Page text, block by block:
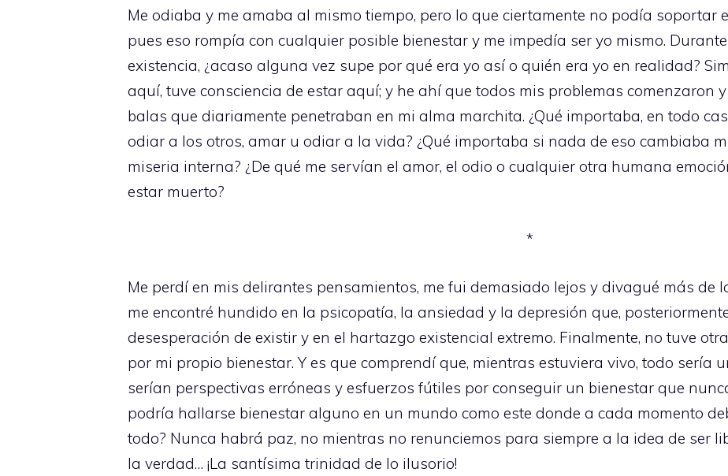
Me odiaba y me amaba al mismo tiempo, pero lo que ciertamente no podía soportar
pues eso rompía con cualquier posible bienestar y me impedía ser yo mismo.
existencia, ¿acaso alguna vez supe por qué era yo así o quién era yo en realidad?
aquí, tuve consciencia de estar aquí; y he ahí que todos mis problemas comenzaron
balas que diariamente penetraban en mi alma marchita. ¿Qué importaba, en todo
odiar a los otros, amar u odiar a la vida? ¿Qué importaba si nada de eso cambiaba
miseria interna? ¿De qué me servían el amor, el odio o cualquier otra humana
estar muerto?
*
Me perdí en mis delirantes pensamientos, me fui demasiado lejos y divagué más de
me encontré hundido en la psicopatía, la ansiedad y la depresión que,
desesperación de existir y en el hartazgo existencial extremo. Finalmente, no tuve
por mi propio bienestar. Y es que comprendí que, mientras estuviera vivo, todo sería
serían perspectivas erróneas y esfuerzos fútiles por conseguir un bienestar que
podría hallarse bienestar alguno en un mundo como este donde a cada momento
todo? Nunca habrá paz, no mientras no renunciemos para siempre a la idea de ser
la verdad… ¡La santísima trinidad de lo ilusorio!